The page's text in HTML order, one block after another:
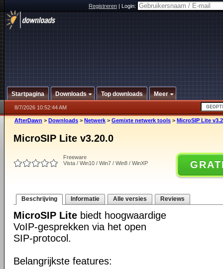
Registreren|Login:
Startpagina Downloads Top downloads Meer
8/7/2026 10:52:44 AM
AfterDawn > Downloads > Netwerk > Gemixte netwerk tools > MicroSIP Lite
MicroSIP Lite v3.20.0
Freeware
Vista / Win10 / Win7 / Win8 / WinXP
Beschrijving Informatie Alle versies Reviews
MicroSIP Lite biedt hoogwaardige
VoIP-gesprekken via het open
SIP-protocol.
Belangrijkste features: